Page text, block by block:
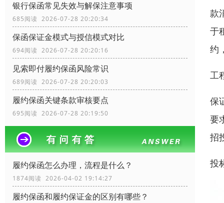
银行保函常见失效与解保注意事项
685阅读 2026-07-28 20:20:34
保函保证金模式与授信模式对比
694阅读 2026-07-28 20:20:16
见索即付履约保函风险常识
689阅读 2026-07-28 20:20:03
履约保函关键条款审核要点
695阅读 2026-07-28 20:19:50
履约保函怎么办理，流程是什么？
1874阅读 2026-04-02 19:14:27
履约保函和履约保证金的区别有哪些？
款
于
约
工
保
要
招
投